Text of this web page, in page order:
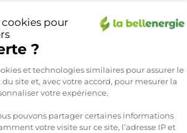
pour
?
Gestion du
et technologies similaires pour assurer le
site et, avec votre accord, pour mesurer la
votre expérience.
pouvons partager certaines informations
votre visite sur ce site, l’adresse IP et
coupée dans mon logement ?